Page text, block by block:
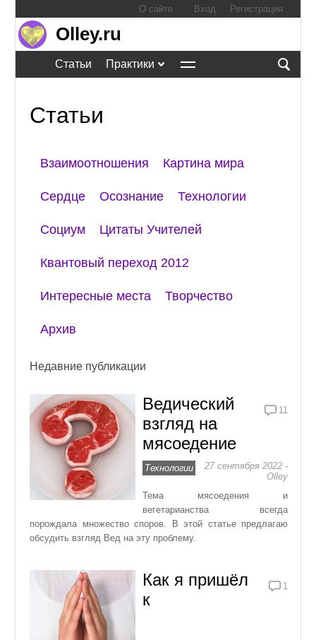
Вход Регистрация
О сайте
Olley.ru
Статьи Практики
Статьи
Взаимоотношения Картина мира
Сердце Осознание Технологии
Социум Цитаты Учителей
Квантовый переход 2012
Интересные места Творчество
Архив
Недавние публикации
11
Ведический
взгляд на
мясоедение
Технологии
27 сентября 2022 -
Olley
Тема мясоедения и
вегетарианства всегда
порождала множество споров. В этой статье предлагаю
обсудить взгляд Вед на эту проблему.
1
Как я пришёл
к